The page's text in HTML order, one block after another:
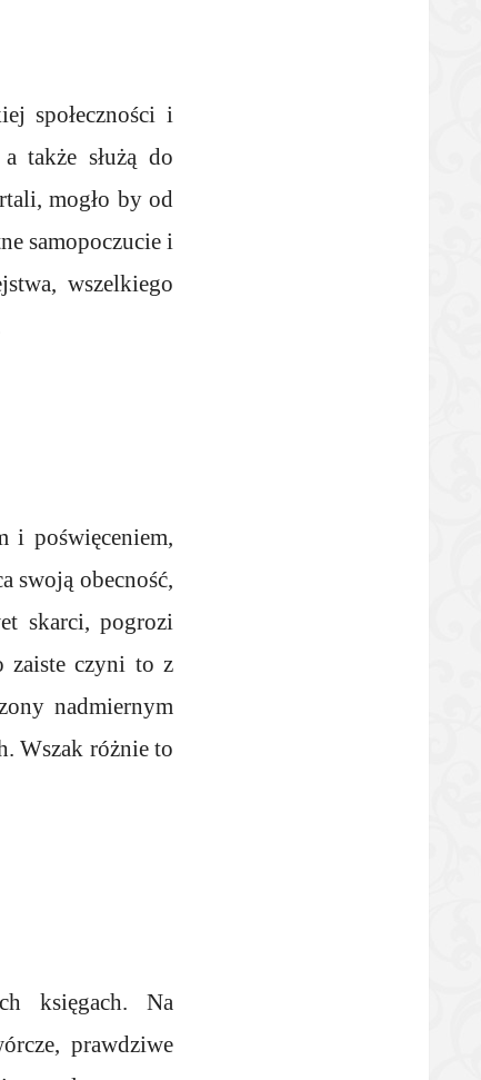
społeczności i
także służą do
mogło by od
samopoczucie i
wszelkiego
i poświęceniem,
swoją obecność,
skarci, pogrozi
zaiste czyni to z
nadmiernym
Wszak różnie to
księgach. Na
prawdziwe